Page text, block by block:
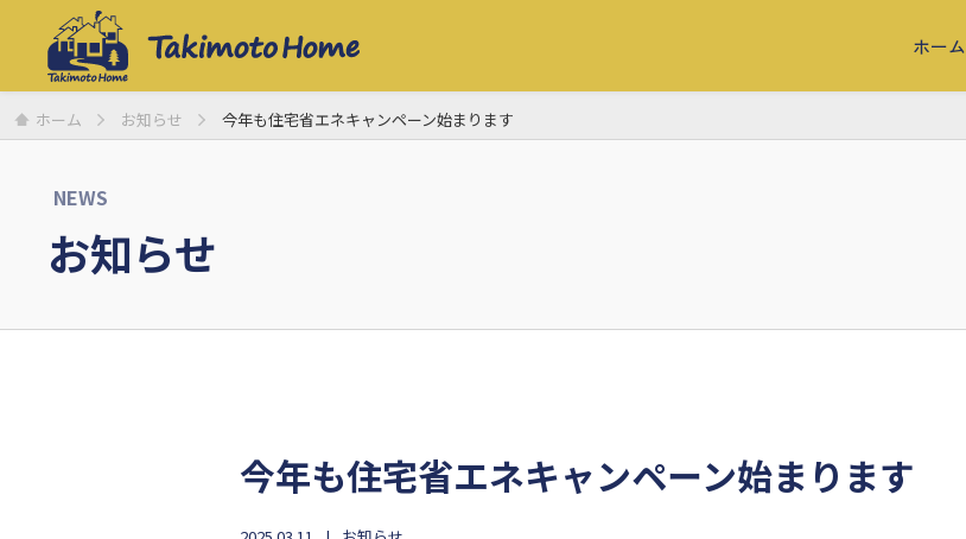
ホーム
ホーム お知らせ 今年も住宅省エネキャンペーン始まります
NEWS
お知らせ
今年も住宅省エネキャンペーン始まります